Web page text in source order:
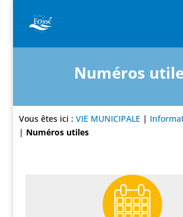
Numéros
Vous êtes ici :VIE MUNICIPALE |
| Numéros utiles